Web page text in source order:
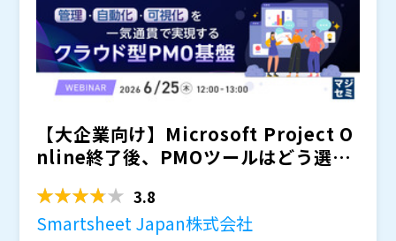
続けられる社内ポータルを構築し、業務効率の向上や継
続的な活用につなげたい方におすすめのセミナーです。
【大企業向け】Microsoft Project O
nline終了後、PMOツールはどう選
3.8
Smartsheet Japan株式会社